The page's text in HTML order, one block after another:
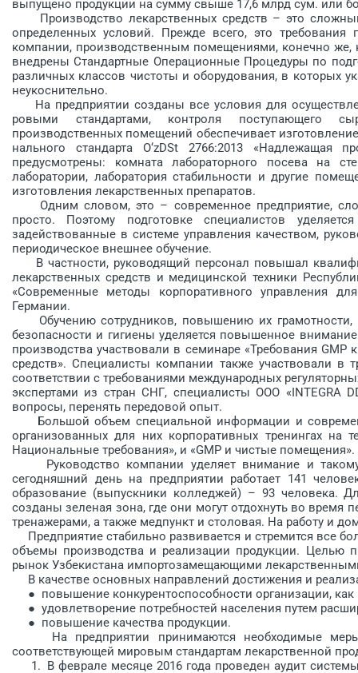
выпущено продукции на сумму свыше 17,6 млрд сум. или
Производство лекарственных средств – это
определенных условий. Прежде всего, это
компании, производственным помещениями, ко­нечно же,
внедрены Стандартные Операционные Процедуры по
различных классов чистоты и оборудования, в которых
неукоснительно.
На предприятии созданы все условия для
ровыми стандартами, контроля поступающего
производственных помещений обеспечивает
нального стандарта O‘zDSt 2766:2013 «Надлежащая
предусмотрены: комната лабораторного по­сева на
лаборатории, лаборатория стабильности и другие
изготовления лекарственных пре­паратов.
Одним словом, это – современное предприятие,
просто. Поэтому подготовке специалистов
задействованные в системе управления качеством,
периодическое внешнее обучение.
В частности, руководящий персонал повышал
лекарственных средств и медицинской техники
«Современные методы корпоративного управления
Германии.
Обучению сотрудников, повышению их грамотности,
безопасности и гигиены уделяется повышенное
производства участвовали в семинаре «Требования
средств». Специалисты компании также участвовали в
соответствии с требованиями международных
экспертами из стран СНГ, специалисты ООО «INTEGRA
вопросы, перенять передовой опыт.
Большой объем специальной информации и
организованных для них корпоративных тренингах на
Национальные требования», и «GMP и чистые помещения».
Руководство компании уделяет вни­мание и такому
сегодняшний день на предприятии работает 141
образование (выпускники колледжей) – 93 человека.
созданы зеленая зона, где они могут отдохнуть во
тренажерами, а также медпункт и столовая. На работу и
Предприятие стабильно развивается и стремится все
объемы производства и реа­лизации продукции. Целью
рынок Узбекистана импортозамещающими
В качестве основных направлений достижения и
● повышение конкурентоспособности организации, как
● удовлетворение потребностей населения путем
● повышение качества продукции.
На предприятии принимаются необходимые меры
соответствующей мировым стандартам лекарственной
1. В феврале месяце 2016 года проведен аудит